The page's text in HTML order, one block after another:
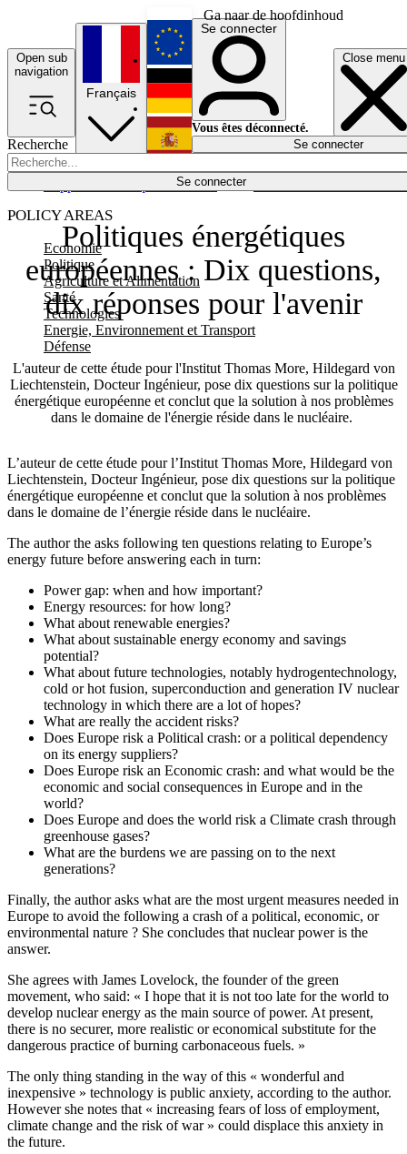
Ga naar de hoofdinhoud
Open sub
navigation
Close menu
Recherche
Se connecter
POLICY AREAS
Economie
Politique
Agriculture et Alimentation
Santé
Technologies
Energie, Environnement et Transport
Défense
Économie
Français
English
Deutsch
Español
Se connecter
Vous êtes déconnecté.
Se connecter
Politiques énergétiques
européennes : Dix questions,
dix réponses pour l'avenir
L'auteur de cette étude pour l'Institut Thomas More, Hildegard von
Liechtenstein, Docteur Ingénieur, pose dix questions sur la politique
énergétique européenne et conclut que la solution à nos problèmes
dans le domaine de l'énergie réside dans le nucléaire.
L’auteur de cette étude pour l’Institut Thomas More, Hildegard von
Liechtenstein, Docteur Ingénieur, pose dix questions sur la politique
énergétique européenne et conclut que la solution à nos problèmes
dans le domaine de l’énergie réside dans le nucléaire.
The author the asks following ten questions relating to Europe’s
energy future before answering each in turn:
Power gap: when and how important?
Energy resources: for how long?
What about renewable energies?
What about sustainable energy economy and savings
potential?
What about future technologies, notably hydrogentechnology,
cold or hot fusion, superconduction and generation IV nuclear
technology in which there are a lot of hopes?
What are really the accident risks?
Does Europe risk a Political crash: or a political dependency
on its energy suppliers?
Does Europe risk an Economic crash: and what would be the
economic and social consequences in Europe and in the
world?
Does Europe and does the world risk a Climate crash through
greenhouse gases?
What are the burdens we are passing on to the next
generations?
Finally, the author asks what are the most urgent measures needed in
Europe to avoid the following a crash of a political, economic, or
environmental nature ? She concludes that nuclear power is the
answer.
She agrees with James Lovelock, the founder of the green
movement, who said: « I hope that it is not too late for the world to
develop nuclear energy as the main source of power. At present,
there is no securer, more realistic or economical substitute for the
dangerous practice of burning carbonaceous fuels. »
The only thing standing in the way of this « wonderful and
inexpensive » technology is public anxiety, according to the author.
However she notes that « increasing fears of loss of employment,
climate change and the risk of war » could displace this anxiety in
the future.